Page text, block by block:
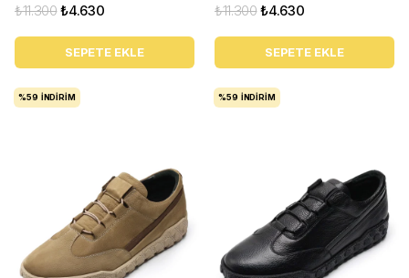
₺4.630
₺11.300
SEPETE EKLE
₺4.630
₺11.300
SEPETE EKLE
%59 İNDIRIM %59 İNDIRIM